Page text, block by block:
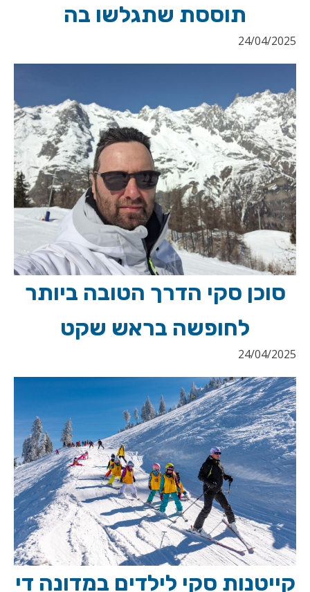
תוססת שתגלשו בה
24/04/2025
סוכן סקי הדרך הטובה ביותר
לחופשה בראש שקט
24/04/2025
קייטנות סקי לילדים במדונה די